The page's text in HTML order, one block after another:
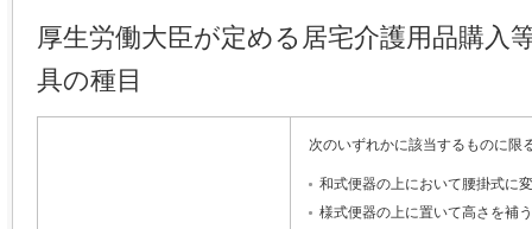
厚生労働大臣が定める居宅介護用品購入
具の種目
次のいずれかに該当するものに限
和式便器の上において腰掛式に
様式便器の上に置いて高さを補